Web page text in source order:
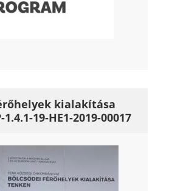
kialakítása
19-HE1-2019-00017